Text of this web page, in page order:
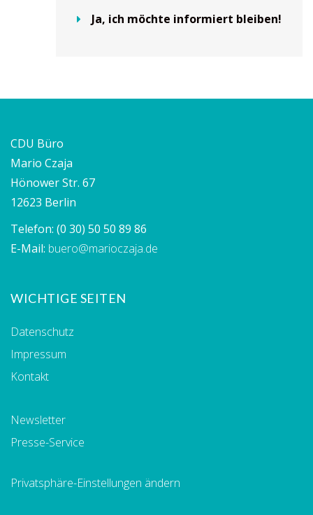
Ja, ich möchte informiert bleiben!
CDU Büro
Mario Czaja
Hönower Str. 67
12623 Berlin
Telefon: (0 30) 50 50 89 86
E-Mail: buero@marioczaja.de
WICHTIGE SEITEN
Datenschutz
Impressum
Kontakt
Newsletter
Presse-Service
Privatsphäre-Einstellungen ändern